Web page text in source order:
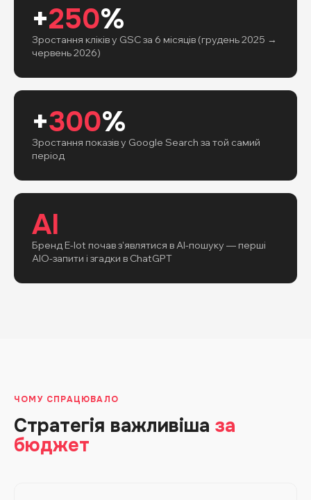
+250%
Зростання кліків у GSC за 6 місяців (грудень 2025 →
червень 2026)
+300%
Зростання показів у Google Search за той самий
період
AI
Бренд E-lot почав з'являтися в AI-пошуку — перші
AIO-запити і згадки в ChatGPT
ЧОМУ СПРАЦЮВАЛО
Стратегія важливіша за
бюджет